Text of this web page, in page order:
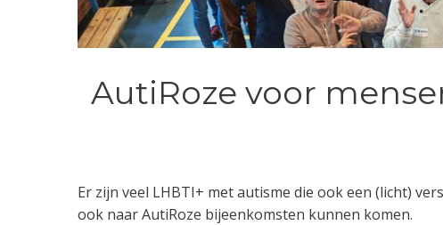
AutiRoze voor
Er zijn veel LHBTI+ met autisme die ook een (licht)
ook naar AutiRoze bijeenkomsten kunnen komen.